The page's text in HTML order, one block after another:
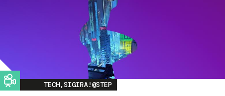
Image
TECH,SIGIRA!@STEP